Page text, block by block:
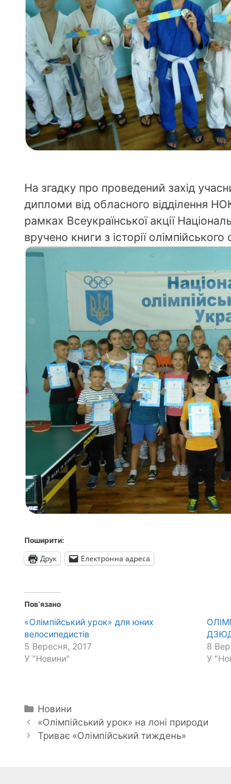
На згадку про проведений захід
дипломи від обласного відділення
рамках Всеукраїнської акції
вручено книги з історії олімпійського
Поширити:
Друк Електронна адреса
Пов’язано
«Олімпійський урок» для юних
велосипедистів
5 Вересня, 2017
У "Новини"
8
У
Категорії
Новини
«Олімпійський урок» на лоні природи
Триває «Олімпійський тиждень»